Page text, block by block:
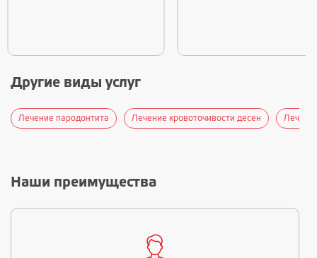
Другие виды услуг
Лечение пародонтита Лечение кровоточивости десен
Наши преимущества